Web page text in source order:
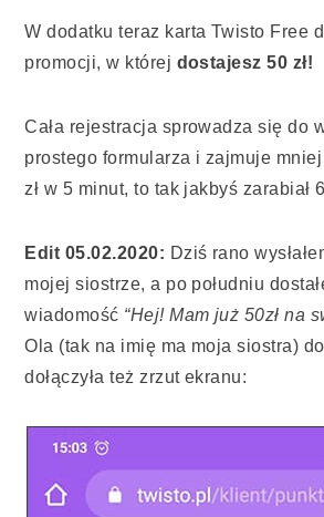
W dodatku teraz karta Twisto Free
promocji, w której dostajesz 50 zł!
Cała rejestracja sprowadza się do
prostego formularza i zajmuje
zł w 5 minut, to tak jakbyś zarabiał
Edit 05.02.2020: Dziś rano
mojej siostrze, a po południu
wiadomość “Hej! Mam już 50zł na
Ola (tak na imię ma moja siostra)
dołączyła też zrzut ekranu: